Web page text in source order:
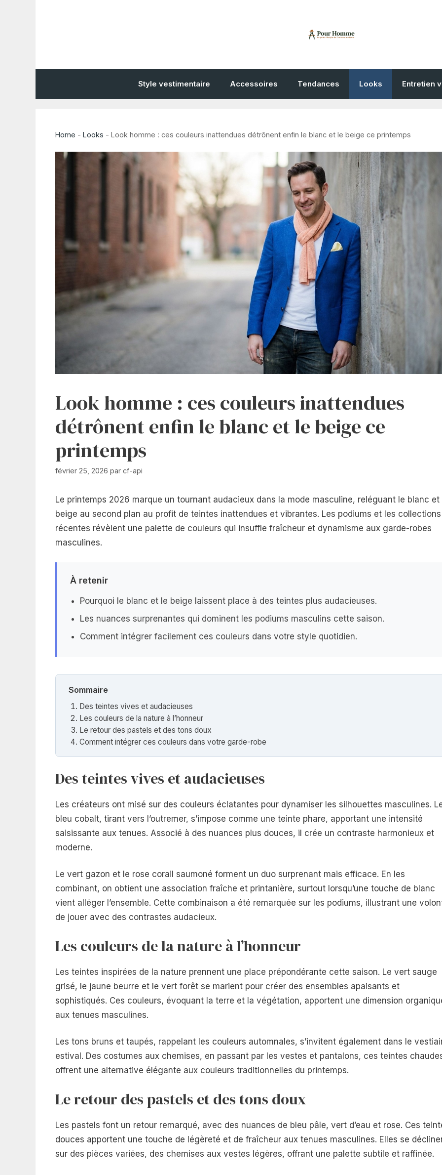
Style vestimentaire Accessoires Tendances Looks Entretien
Home - Looks - Look homme : ces couleurs inattendues détrônent enfin le blanc et le beige ce printemps
Look homme : ces couleurs inattendues
détrônent enfin le blanc et le beige ce
printemps
février 25, 2026 par cf-api
Le printemps 2026 marque un tournant audacieux dans la mode masculine, reléguant le blanc et
beige au second plan au profit de teintes inattendues et vibrantes. Les podiums et les collections
récentes révèlent une palette de couleurs qui insuffle fraîcheur et dynamisme aux garde-robes
masculines.
À retenir
Pourquoi le blanc et le beige laissent place à des teintes plus audacieuses.
Les nuances surprenantes qui dominent les podiums masculins cette saison.
Comment intégrer facilement ces couleurs dans votre style quotidien.
Sommaire
Des teintes vives et audacieuses
Les couleurs de la nature à l’honneur
Le retour des pastels et des tons doux
Comment intégrer ces couleurs dans votre garde-robe
Des teintes vives et audacieuses
Les créateurs ont misé sur des couleurs éclatantes pour dynamiser les silhouettes masculines.
bleu cobalt, tirant vers l’outremer, s’impose comme une teinte phare, apportant une intensité
saisissante aux tenues. Associé à des nuances plus douces, il crée un contraste harmonieux et
moderne.
Le vert gazon et le rose corail saumoné forment un duo surprenant mais efficace. En les
combinant, on obtient une association fraîche et printanière, surtout lorsqu’une touche de blanc
vient alléger l’ensemble. Cette combinaison a été remarquée sur les podiums, illustrant une
de jouer avec des contrastes audacieux.
Les couleurs de la nature à l’honneur
Les teintes inspirées de la nature prennent une place prépondérante cette saison. Le vert sauge
grisé, le jaune beurre et le vert forêt se marient pour créer des ensembles apaisants et
sophistiqués. Ces couleurs, évoquant la terre et la végétation, apportent une dimension
aux tenues masculines.
Les tons bruns et taupés, rappelant les couleurs automnales, s’invitent également dans le
estival. Des costumes aux chemises, en passant par les vestes et pantalons, ces teintes
offrent une alternative élégante aux couleurs traditionnelles du printemps.
Le retour des pastels et des tons doux
Les pastels font un retour remarqué, avec des nuances de bleu pâle, vert d’eau et rose. Ces
douces apportent une touche de légèreté et de fraîcheur aux tenues masculines. Elles se
sur des pièces variées, des chemises aux vestes légères, offrant une palette subtile et raffinée.